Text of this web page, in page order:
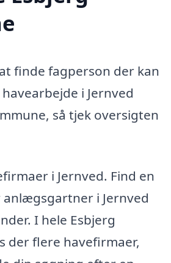
finde fagperson der kan
i Jernved
så tjek oversigten
i Jernved. Find en
i Jernved
I hele Esbjerg
der flere havefirmaer,